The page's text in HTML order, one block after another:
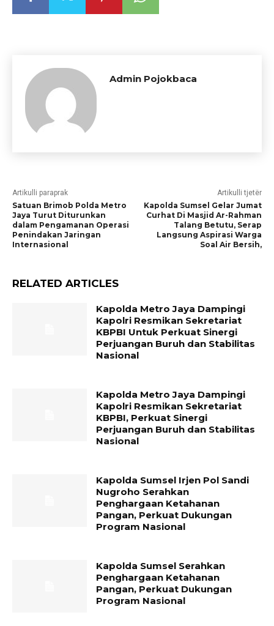
Admin Pojokbaca
Artikulli paraprak
Satuan Brimob Polda Metro
Jaya Turut Diturunkan
dalam Pengamanan Operasi
Penindakan Jaringan
Internasional
Artikulli tjetër
Kapolda Sumsel Gelar Jumat
Curhat Di Masjid Ar-Rahman
Talang Betutu, Serap
Langsung Aspirasi Warga
Soal Air Bersih,
RELATED ARTICLES
Kapolda Metro Jaya Dampingi
Kapolri Resmikan Sekretariat
KBPBI Untuk Perkuat Sinergi
Perjuangan Buruh dan Stabilitas
Nasional
Kapolda Metro Jaya Dampingi
Kapolri Resmikan Sekretariat
KBPBI, Perkuat Sinergi
Perjuangan Buruh dan Stabilitas
Nasional
Kapolda Sumsel Irjen Pol Sandi
Nugroho Serahkan
Penghargaan Ketahanan
Pangan, Perkuat Dukungan
Program Nasional
Kapolda Sumsel Serahkan
Penghargaan Ketahanan
Pangan, Perkuat Dukungan
Program Nasional